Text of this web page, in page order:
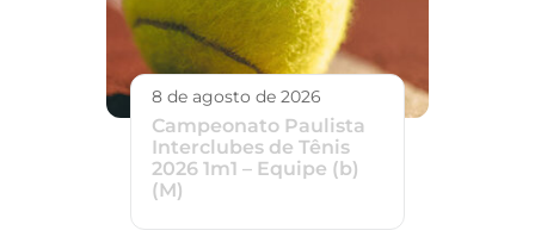
8 de agosto de 2026
Campeonato Paulista
Interclubes de Tênis
2026 1m1 – Equipe (b)
(M)